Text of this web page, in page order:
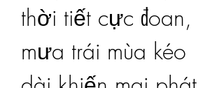
thời tiết cực đoan,
mưa trái mùa kéo